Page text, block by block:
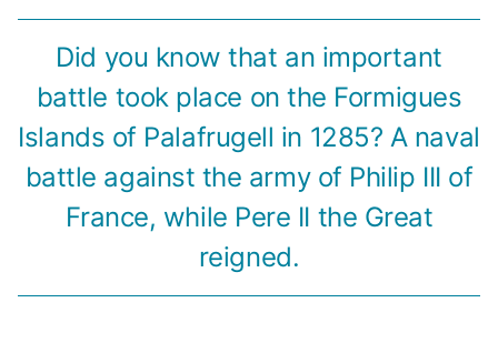
Did you know that an important
battle took place on the Formigues
Islands of Palafrugell in 1285? A naval
battle against the army of Philip III of
France, while Pere II the Great
reigned.